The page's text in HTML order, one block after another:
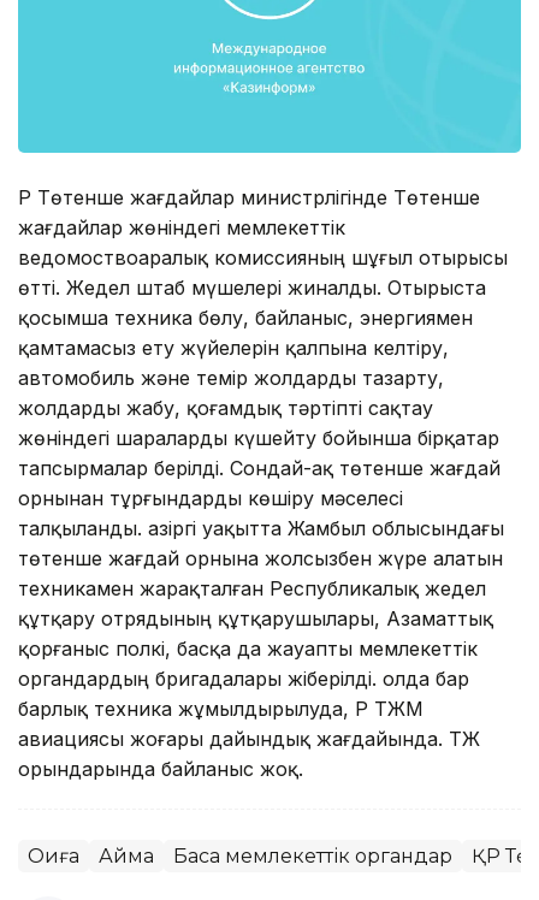
ҚР Төтенше жағдайлар министрлігінде Төтенше
жағдайлар жөніндегі мемлекеттік
ведомоствоаралық комиссияның шұғыл отырысы
өтті. Жедел штаб мүшелері жиналды. Отырыста
қосымша техника бөлу, байланыс, энергиямен
қамтамасыз ету жүйелерін қалпына келтіру,
автомобиль және темір жолдарды тазарту,
жолдарды жабу, қоғамдық тәртіпті сақтау
жөніндегі шараларды күшейту бойынша бірқатар
тапсырмалар берілді. Сондай-ақ төтенше жағдай
орнынан тұрғындарды көшіру мәселесі
талқыланды. Қазіргі уақытта Жамбыл облысындағы
төтенше жағдай орнына жолсызбен жүре алатын
техникамен жарақталған Республикалық жедел
құтқару отрядының құтқарушылары, Азаматтық
қорғаныс полкі, басқа да жауапты мемлекеттік
органдардың бригадалары жіберілді. Қолда бар
барлық техника жұмылдырылуда, ҚР ТЖМ
авиациясы жоғары дайындық жағдайында. ТЖ
орындарында байланыс жоқ.
Оқиға Аймақ Басқа мемлекеттік органдар ҚР